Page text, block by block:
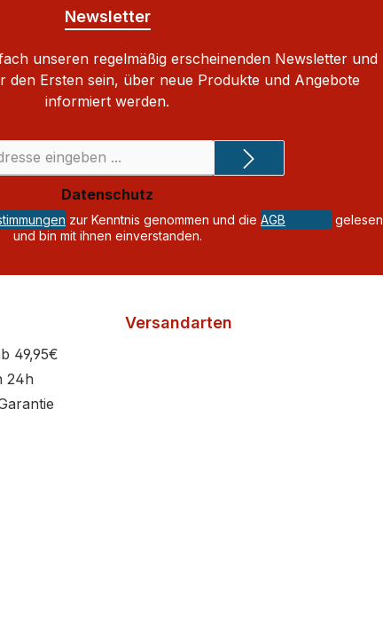
Newsletter
unseren regelmäßig erscheinenden Newsletter und
den Ersten sein, über neue Produkte und Angebote
informiert werden.
Mail-
Adresse
*
Datenschutz
zur Kenntnis genommen und die AGB
gelesen
und bin mit ihnen einverstanden.
49,95€
24h
Versandarten